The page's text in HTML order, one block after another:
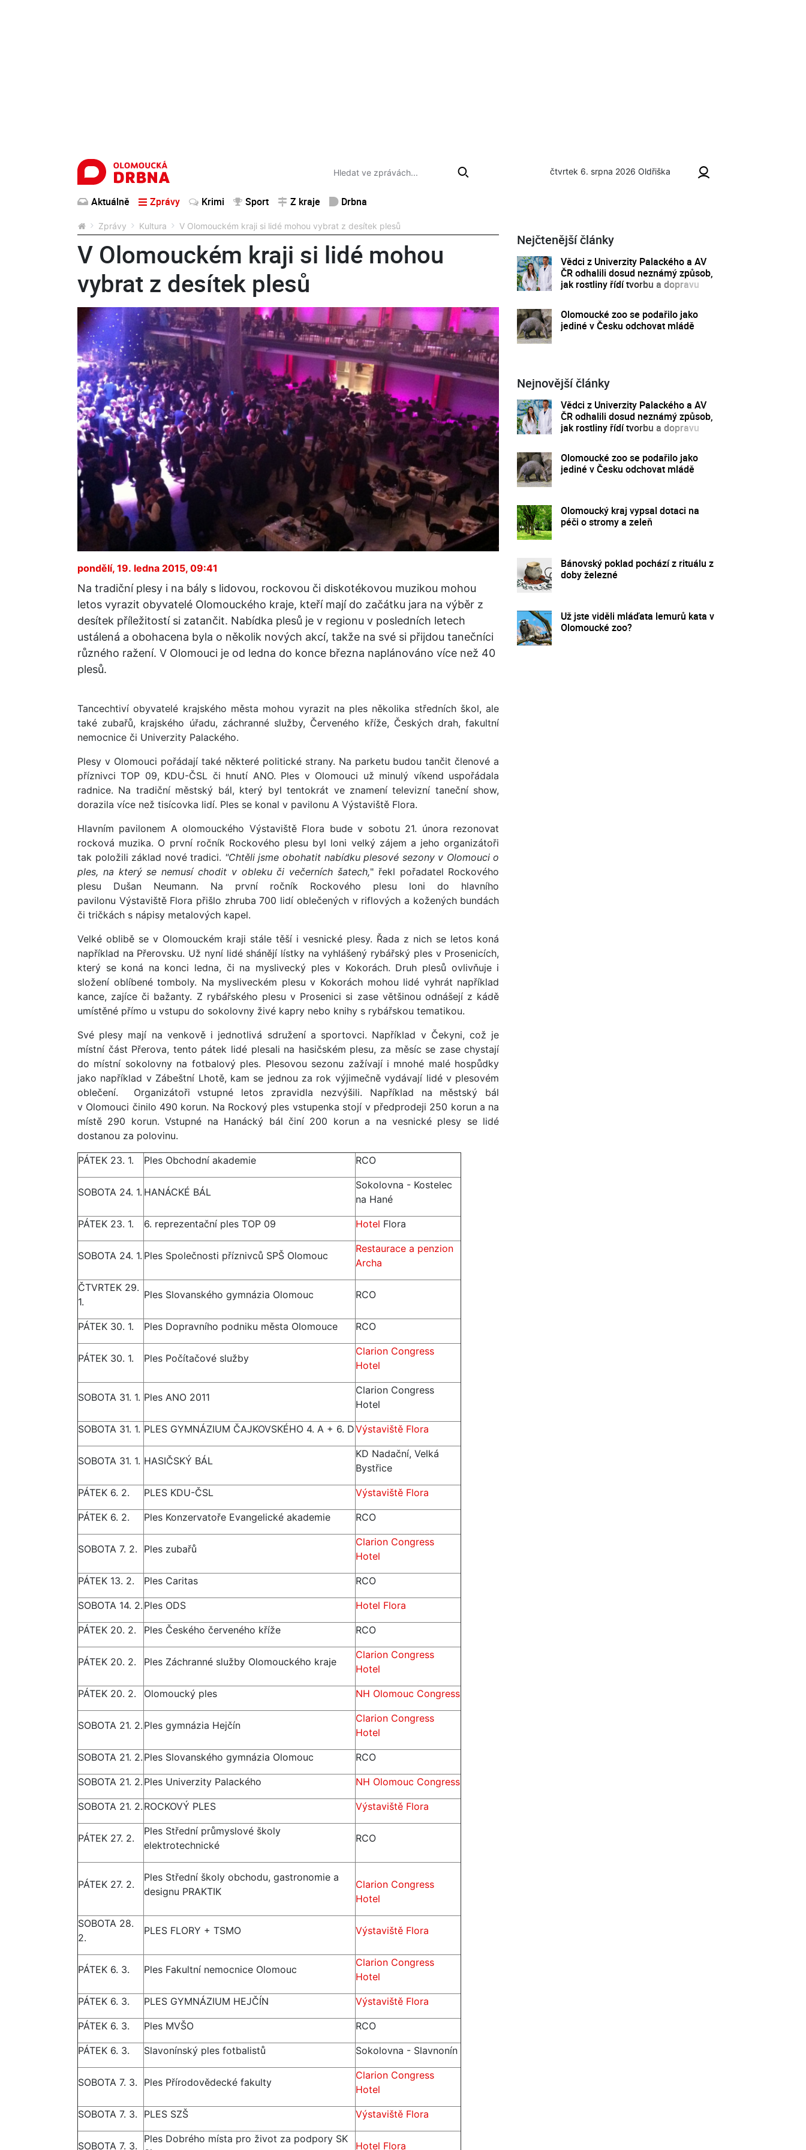
čtvrtek 6. srpna 2026 Oldřiška
Aktuálně Zprávy Krimi Sport Z kraje Drbna
Zprávy Kultura V Olomouckém kraji si lidé mohou vybrat z desítek plesů
V Olomouckém kraji si lidé mohou
vybrat z desítek plesů
pondělí, 19. ledna 2015, 09:41
Na tradiční plesy i na bály s lidovou, rockovou či diskotékovou muzikou mohou
letos vyrazit obyvatelé Olomouckého kraje, kteří mají do začátku jara na výběr z
desítek příležitostí si zatančit. Nabídka plesů je v regionu v posledních letech
ustálená a obohacena byla o několik nových akcí, takže na své si přijdou tanečníci
různého ražení. V Olomouci je od ledna do konce března naplánováno více než 40
plesů.
Tancechtiví obyvatelé krajského města mohou vyrazit na ples několika středních škol, ale
také zubařů, krajského úřadu, záchranné služby, Červeného kříže, Českých drah, fakultní
nemocnice či Univerzity Palackého.
Plesy v Olomouci pořádají také některé politické strany. Na parketu budou tančit členové a
příznivci TOP 09, KDU-ČSL či hnutí ANO. Ples v Olomouci už minulý víkend uspořádala
radnice. Na tradiční městský bál, který byl tentokrát ve znamení televizní taneční show,
dorazila více než tisícovka lidí. Ples se konal v pavilonu A Výstaviště Flora.
Hlavním pavilonem A olomouckého Výstaviště Flora bude v sobotu 21. února rezonovat
rocková muzika. O první ročník Rockového plesu byl loni velký zájem a jeho organizátoři
tak položili základ nové tradici. "Chtěli jsme obohatit nabídku plesové sezony v Olomouci o
ples, na který se nemusí chodit v obleku či večerních šatech," řekl pořadatel Rockového
plesu Dušan Neumann. Na první ročník Rockového plesu loni do hlavního
pavilonu Výstaviště Flora přišlo zhruba 700 lidí oblečených v riflových a kožených bundách
či tričkách s nápisy metalových kapel.
Velké oblibě se v Olomouckém kraji stále těší i vesnické plesy. Řada z nich se letos koná
například na Přerovsku. Už nyní lidé shánějí lístky na vyhlášený rybářský ples v Prosenicích,
který se koná na konci ledna, či na myslivecký ples v Kokorách. Druh plesů ovlivňuje i
složení oblíbené tomboly. Na mysliveckém plesu v Kokorách mohou lidé vyhrát například
kance, zajíce či bažanty. Z rybářského plesu v Prosenici si zase většinou odnášejí z kádě
umístěné přímo u vstupu do sokolovny živé kapry nebo knihy s rybářskou tematikou.
Své plesy mají na venkově i jednotlivá sdružení a sportovci. Například v Čekyni, což je
místní část Přerova, tento pátek lidé plesali na hasičském plesu, za měsíc se zase chystají
do místní sokolovny na fotbalový ples. Plesovou sezonu zažívají i mnohé malé hospůdky
jako například v Zábeštní Lhotě, kam se jednou za rok výjimečně vydávají lidé v plesovém
oblečení. Organizátoři vstupné letos zpravidla nezvýšili. Například na městský bál
v Olomouci činilo 490 korun. Na Rockový ples vstupenka stojí v předprodeji 250 korun a na
místě 290 korun. Vstupné na Hanácký bál činí 200 korun a na vesnické plesy se lidé
dostanou za polovinu.
PÁTEK 23. 1. Ples Obchodní akademie RCO
SOBOTA 24. 1. HANÁCKÉ BÁL
Sokolovna - Kostelec
na Hané
PÁTEK 23. 1. 6. reprezentační ples TOP 09 Hotel Flora
SOBOTA 24. 1. Ples Společnosti příznivců SPŠ Olomouc
Restaurace a penzion
Archa
ČTVRTEK 29.
1.
Ples Slovanského gymnázia Olomouc RCO
PÁTEK 30. 1. Ples Dopravního podniku města Olomouce RCO
PÁTEK 30. 1. Ples Počítačové služby
Clarion Congress
Hotel
SOBOTA 31. 1. Ples ANO 2011
Clarion Congress
Hotel
SOBOTA 31. 1. PLES GYMNÁZIUM ČAJKOVSKÉHO 4. A + 6. DVýstaviště Flora
SOBOTA 31. 1. HASIČSKÝ BÁL
KD Nadační, Velká
Bystřice
PÁTEK 6. 2. PLES KDU-ČSL Výstaviště Flora
PÁTEK 6. 2. Ples Konzervatoře Evangelické akademie RCO
SOBOTA 7. 2. Ples zubařů
Clarion Congress
Hotel
PÁTEK 13. 2. Ples Caritas RCO
SOBOTA 14. 2. Ples ODS Hotel Flora
PÁTEK 20. 2. Ples Českého červeného kříže RCO
PÁTEK 20. 2. Ples Záchranné služby Olomouckého kraje
Clarion Congress
Hotel
PÁTEK 20. 2. Olomoucký ples NH Olomouc Congress
SOBOTA 21. 2. Ples gymnázia Hejčín
Clarion Congress
Hotel
SOBOTA 21. 2. Ples Slovanského gymnázia Olomouc RCO
SOBOTA 21. 2. Ples Univerzity Palackého NH Olomouc Congress
SOBOTA 21. 2. ROCKOVÝ PLES Výstaviště Flora
PÁTEK 27. 2.
Ples Střední průmyslové školy
elektrotechnické
RCO
PÁTEK 27. 2.
Ples Střední školy obchodu, gastronomie a
designu PRAKTIK
Clarion Congress
Hotel
SOBOTA 28.
2.
PLES FLORY + TSMO Výstaviště Flora
PÁTEK 6. 3. Ples Fakultní nemocnice Olomouc
Clarion Congress
Hotel
PÁTEK 6. 3. PLES GYMNÁZIUM HEJČÍN Výstaviště Flora
PÁTEK 6. 3. Ples MVŠO RCO
PÁTEK 6. 3. Slavonínský ples fotbalistů Sokolovna - Slavnonín
SOBOTA 7. 3. Ples Přírodovědecké fakulty
Clarion Congress
Hotel
SOBOTA 7. 3. PLES SZŠ Výstaviště Flora
SOBOTA 7. 3.
Ples Dobrého místa pro život za podpory SK
Hotel Flora
Nejčtenější články
Vědci z Univerzity Palackého a AV
ČR odhalili dosud neznámý způsob,
jak rostliny řídí tvorbu a dopravu
Olomoucké zoo se podařilo jako
jediné v Česku odchovat mládě
Nejnovější články
Vědci z Univerzity Palackého a AV
ČR odhalili dosud neznámý způsob,
jak rostliny řídí tvorbu a dopravu
Olomoucké zoo se podařilo jako
jediné v Česku odchovat mládě
Olomoucký kraj vypsal dotaci na
péči o stromy a zeleň
Bánovský poklad pochází z rituálu z
doby železné
Už jste viděli mláďata lemurů kata v
Olomoucké zoo?